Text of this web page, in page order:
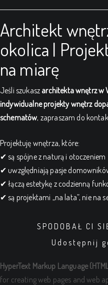
Architekt
okolica |
na miarę
Jeśli szukasz architekta wnętrz w
indywidualne projekty wnętrz
schematów, zapraszam do
Projektuję wnętrza, które:
✔ są spójne z naturą i otoczeniem
✔ uwzględniają pasje
✔ łączą estetykę z codzienną
✔ są projektami „na lata”, nie na
SPODOBAŁ CI
Udostępnij
HyperText Markup Language
for creating web pages and web